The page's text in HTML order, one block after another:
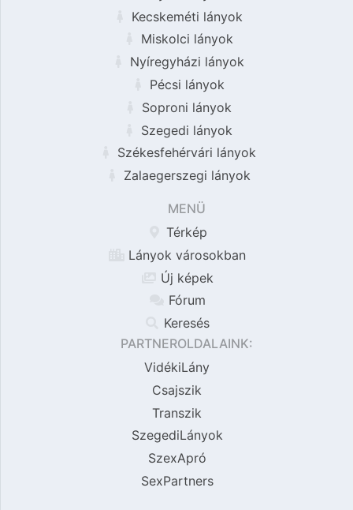
Kecskeméti lányok
Miskolci lányok
Nyíregyházi lányok
Pécsi lányok
Soproni lányok
Szegedi lányok
Székesfehérvári lányok
Zalaegerszegi lányok
MENÜ
Térkép
Lányok városokban
Új képek
Fórum
Keresés
PARTNEROLDALAINK:
VidékiLány
Csajszik
Transzik
SzegediLányok
SzexApró
SexPartners